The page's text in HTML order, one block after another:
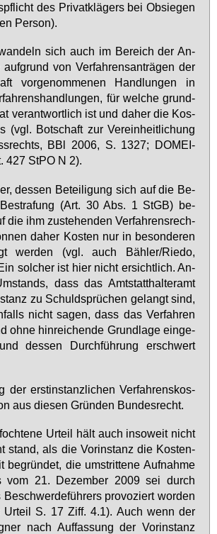
des Pri­vat­klä­gers bei Ob­sie­gen
Per­son).
sich auch im Be­reich der An­
von Ver­fah­rens­an­trä­gen der
vor­ge­nom­me­nen Hand­lun­gen in
für wel­che grund­
ver­ant­wort­lich ist und da­her die Kos­
(vgl. Bot­schaft zur Ver­ein­heit­li­chung
BBl 2006, S. 1327; DO­MEI­
427 StPO N 2).
des­sen Be­tei­li­gung sich auf die Be­
(Art. 30 Abs. 1 StGB) be­
die ihm zu­ste­hen­den Ver­fah­rens­rech­
da­her Kos­ten nur in be­son­de­ren
wer­den (vgl. auch Bäh­ler/Rie­do,
sol­cher ist hier nicht er­sicht­lich. An­
dass das Amts­tatt­hal­ter­amt
zu Schuld­sprü­chen ge­langt sind,
nicht sa­gen, dass das Ver­fah­ren
oh­ne hin­rei­chen­de Grund­la­ge ein­ge­
des­sen Durch­füh­rung er­schwert
der erst­in­stanz­li­chen Ver­fah­rens­kos­
aus die­sen Grün­den Bun­des­recht.
Ur­teil hält auch in­so­weit nicht
stand, als die Vor­in­stanz die Kos­ten­
be­grün­det, die um­strit­te­ne Auf­nah­me
vom 21. De­zem­ber 2009 sei durch
pro­vo­ziert wor­den
Ur­teil S. 17 Ziff. 4.1). Auch wenn der
nach Auf­fas­sung der Vor­in­stanz